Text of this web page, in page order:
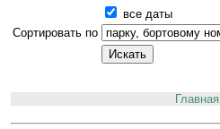
все даты
Сортировать по
Главная